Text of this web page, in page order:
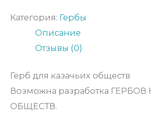
Категория: Гербы
Описание
Отзывы (0)
Герб для казачьих обществ
Возможна разработка ГЕРБОВ
ОБЩЕСТВ.